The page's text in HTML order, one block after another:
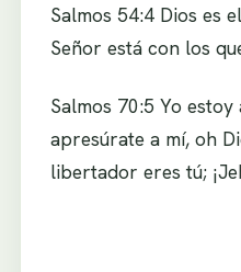
Salmos 54:4 Dios es
Señor está con los
Salmos 70:5 Yo
apresúrate a mí, oh
libertador eres tú;